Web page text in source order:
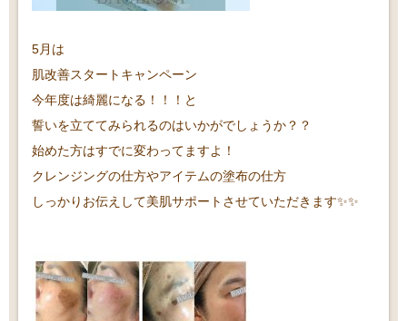
5月は
肌改善スタートキャンペーン
今年度は綺麗になる！！！と
誓いを立ててみられるのはいかがでしょうか？？
始めた方はすでに変わってますよ！
クレンジングの仕方やアイテムの塗布の仕方
しっかりお伝えして美肌サポートさせていただきます✨✨